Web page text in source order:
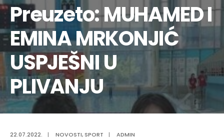
Preuzeto: MUHAMED I
EMINA MRKONJIĆ
USPJEŠNI U
PLIVANJU
22.07.2022. | NOVOSTI, SPORT | ADMIN